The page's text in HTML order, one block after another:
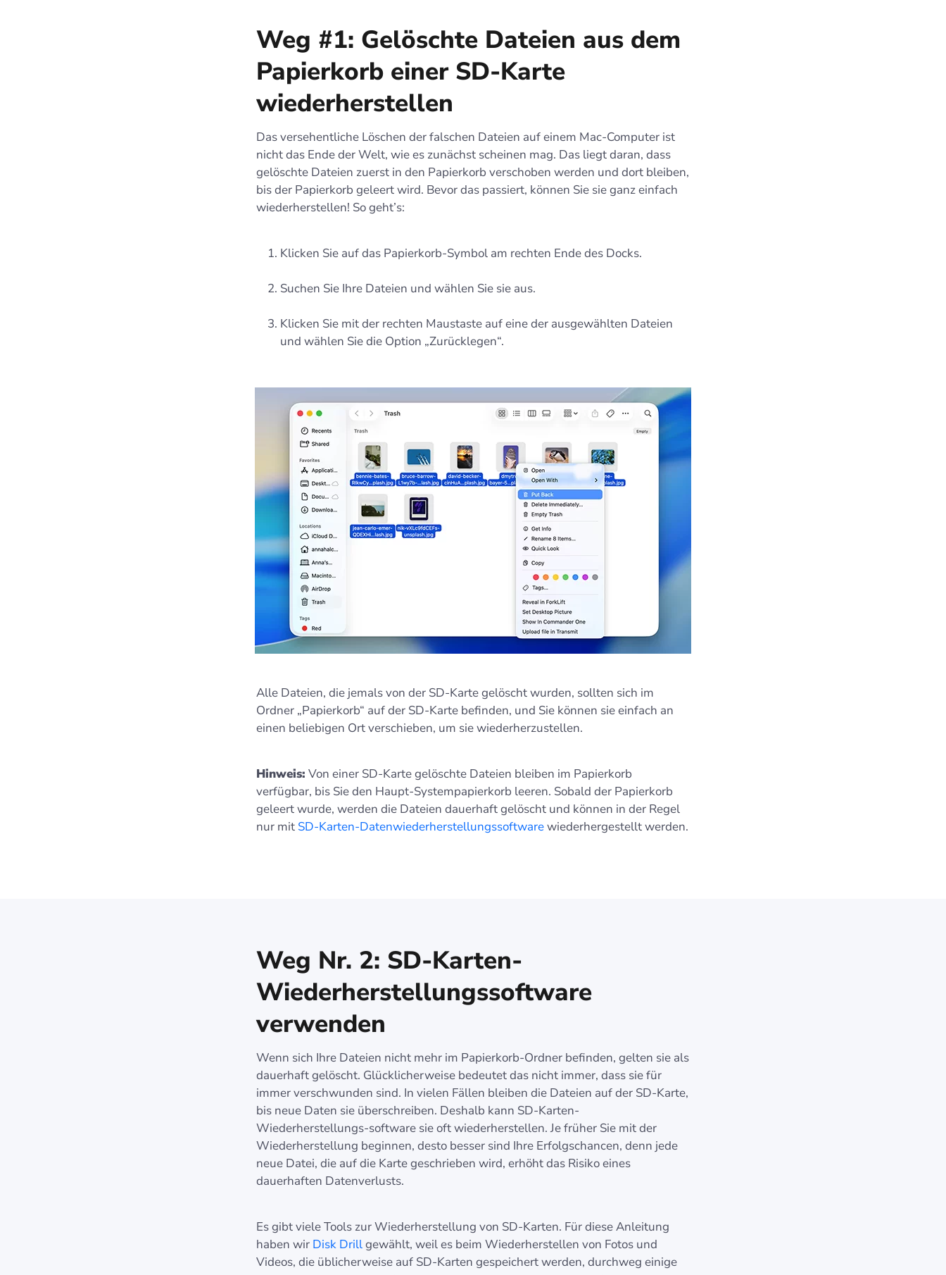
Weg #1: Gelöschte Dateien aus dem
Papierkorb einer SD-Karte
wiederherstellen
Das versehentliche Löschen der falschen Dateien auf einem Mac-Computer ist
nicht das Ende der Welt, wie es zunächst scheinen mag. Das liegt daran, dass
gelöschte Dateien zuerst in den Papierkorb verschoben werden und dort bleiben,
bis der Papierkorb geleert wird. Bevor das passiert, können Sie sie ganz einfach
wiederherstellen! So geht’s:
Klicken Sie auf das Papierkorb-Symbol am rechten Ende des Docks.
Suchen Sie Ihre Dateien und wählen Sie sie aus.
Klicken Sie mit der rechten Maustaste auf eine der ausgewählten Dateien
und wählen Sie die Option „Zurücklegen“.
Alle Dateien, die jemals von der SD-Karte gelöscht wurden, sollten sich im
Ordner „Papierkorb“ auf der SD-Karte befinden, und Sie können sie einfach an
einen beliebigen Ort verschieben, um sie wiederherzustellen.
Hinweis: Von einer SD-Karte gelöschte Dateien bleiben im Papierkorb
verfügbar, bis Sie den Haupt-Systempapierkorb leeren. Sobald der Papierkorb
geleert wurde, werden die Dateien dauerhaft gelöscht und können in der Regel
nur mit SD-Karten-Datenwiederherstellungssoftwarewiederhergestellt werden.
Weg Nr. 2: SD-Karten-
Wiederherstellungssoftware
verwenden
Wenn sich Ihre Dateien nicht mehr im Papierkorb-Ordner befinden, gelten sie als
dauerhaft gelöscht. Glücklicherweise bedeutet das nicht immer, dass sie für
immer verschwunden sind. In vielen Fällen bleiben die Dateien auf der SD-Karte,
bis neue Daten sie überschreiben. Deshalb kann SD-Karten-
Wiederherstellungs-software sie oft wiederherstellen. Je früher Sie mit der
Wiederherstellung beginnen, desto besser sind Ihre Erfolgschancen, denn jede
neue Datei, die auf die Karte geschrieben wird, erhöht das Risiko eines
dauerhaften Datenverlusts.
Es gibt viele Tools zur Wiederherstellung von SD-Karten. Für diese Anleitung
haben wir Disk Drillgewählt, weil es beim Wiederherstellen von Fotos und
Videos, die üblicherweise auf SD-Karten gespeichert werden, durchweg einige